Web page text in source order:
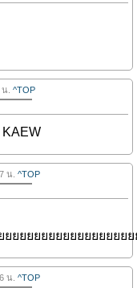
. ^TOP
KAEW
น. ^TOP
ยยยยยยยยยยยยยยยยย
น. ^TOP